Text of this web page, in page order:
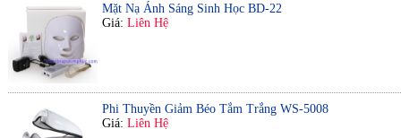
Mặt Nạ Ánh Sáng Sinh Học BD-22
Giá: Liên Hệ
Phi Thuyền Giảm Béo Tắm Trắng WS-5008
Giá: Liên Hệ